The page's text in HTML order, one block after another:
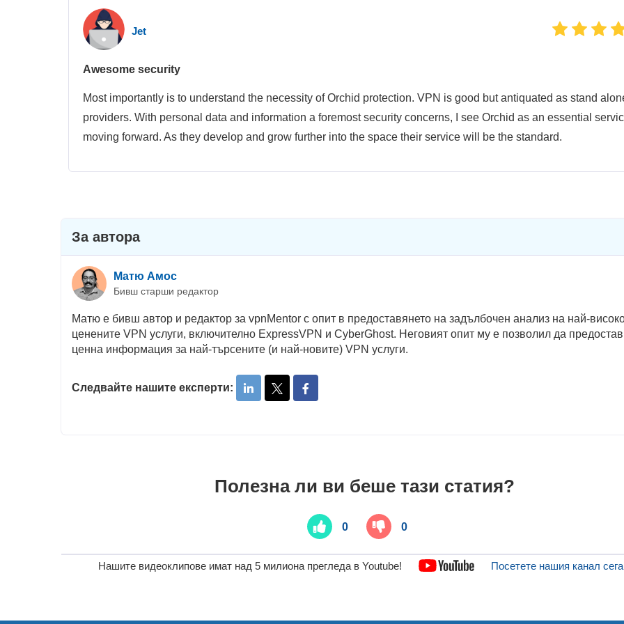
Jet
Awesome security
Most importantly is to understand the necessity of Orchid protection. VPN is good but antiquated as stand
providers. With personal data and information a foremost security concerns, I see Orchid as an essential
moving forward. As they develop and grow further into the space their service will be the standard.
За автора
Матю Амос
Бивш старши редактор
Матю е бивш автор и редактор за vpnMentor с опит в предоставянето на задълбочен анализ на най-
ценените VPN услуги, включително ExpressVPN и CyberGhost. Неговият опит му е позволил да
ценна информация за най-търсените (и най-новите) VPN услуги.
Следвайте нашите експерти:
Полезна ли ви беше тази статия?
0 0
Нашите видеоклипове имат над 5 милиона прегледа в Youtube! Посетете нашия канал